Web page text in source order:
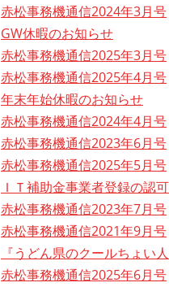
赤松事務機通信2024年3月号
GW休暇のお知らせ
赤松事務機通信2025年3月号
赤松事務機通信2025年4月号
年末年始休暇のお知らせ
赤松事務機通信2024年4月号
赤松事務機通信2023年6月号
赤松事務機通信2025年5月号
ＩＴ補助金事業者登録の認
赤松事務機通信2023年7月号
赤松事務機通信2021年9月号
『うどん県のクールちょい
赤松事務機通信2025年6月号